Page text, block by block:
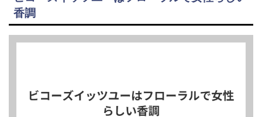
香調